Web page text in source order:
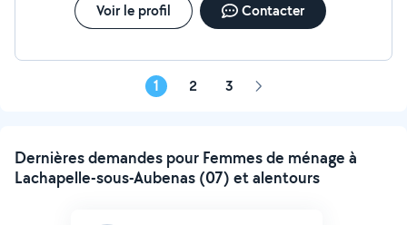
Voir le profil Contacter
1 2 3 Page
Dernières demandes pour Femmes de ménage à
Lachapelle-sous-Aubenas (07) et alentours